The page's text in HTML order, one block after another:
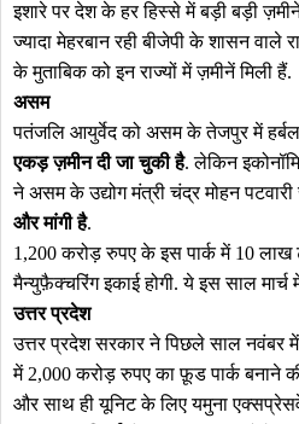
इशारे पर देश के हर हिस्से में बड़ी बड़ी
ज्यादा मेहरबान रही बीजेपी के शासन वाले
के मुताबिक को इन राज्यों में ज़मीनें मिली हैं.
असम
पतंजलि आयुर्वेद को असम के तेजपुर में
एकड़ ज़मीन दी जा चुकी है. लेकिन
ने असम के उद्योग मंत्री चंद्र मोहन
और मांगी है.
1,200 करोड़ रुपए के इस पार्क में 10 लाख
मैन्युफ़ैक्चरिंग इकाई होगी. ये इस साल
उत्तर प्रदेश
उत्तर प्रदेश सरकार ने पिछले साल नवंबर
में 2,000 करोड़ रुपए का फ़ूड पार्क बनाने
और साथ ही यूनिट के लिए यमुना